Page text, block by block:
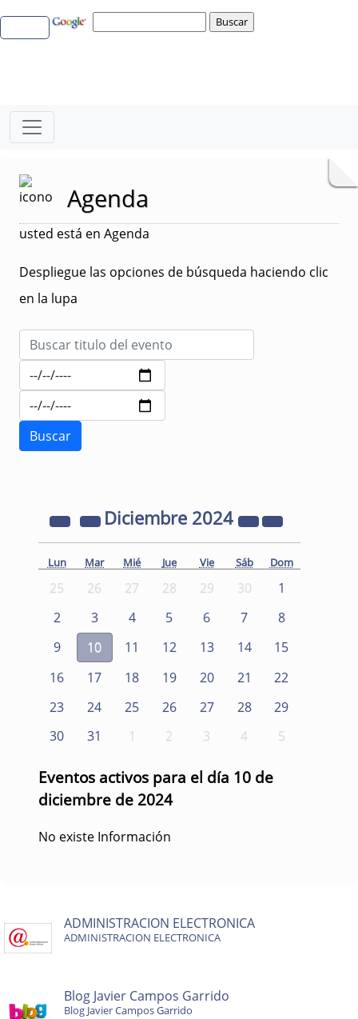
Agenda
usted está en Agenda
Despliegue las opciones de búsqueda haciendo clic
en la lupa
Diciembre 2024
Lun Mar Mié Jue Vie Sáb Dom
25 26 27 28 29 30
1
2
3 4 5 6 7
8
9
10 11 12 13 14
15
16
17 18 19 20 21
22
23
24 25 26 27 28
29
30
31 1 2 3 4 5
Eventos activos para el día 10 de
diciembre de 2024
No existe Información
ADMINISTRACION ELECTRONICA
ADMINISTRACION ELECTRONICA
Blog Javier Campos Garrido
Blog Javier Campos Garrido